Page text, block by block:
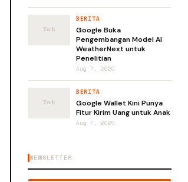
BERITA
Google Buka
Pengembangan Model AI
WeatherNext untuk
Penelitian
Aug 7, 2026
BERITA
Google Wallet Kini Punya
Fitur Kirim Uang untuk Anak
Aug 7, 2026
NEWSLETTER